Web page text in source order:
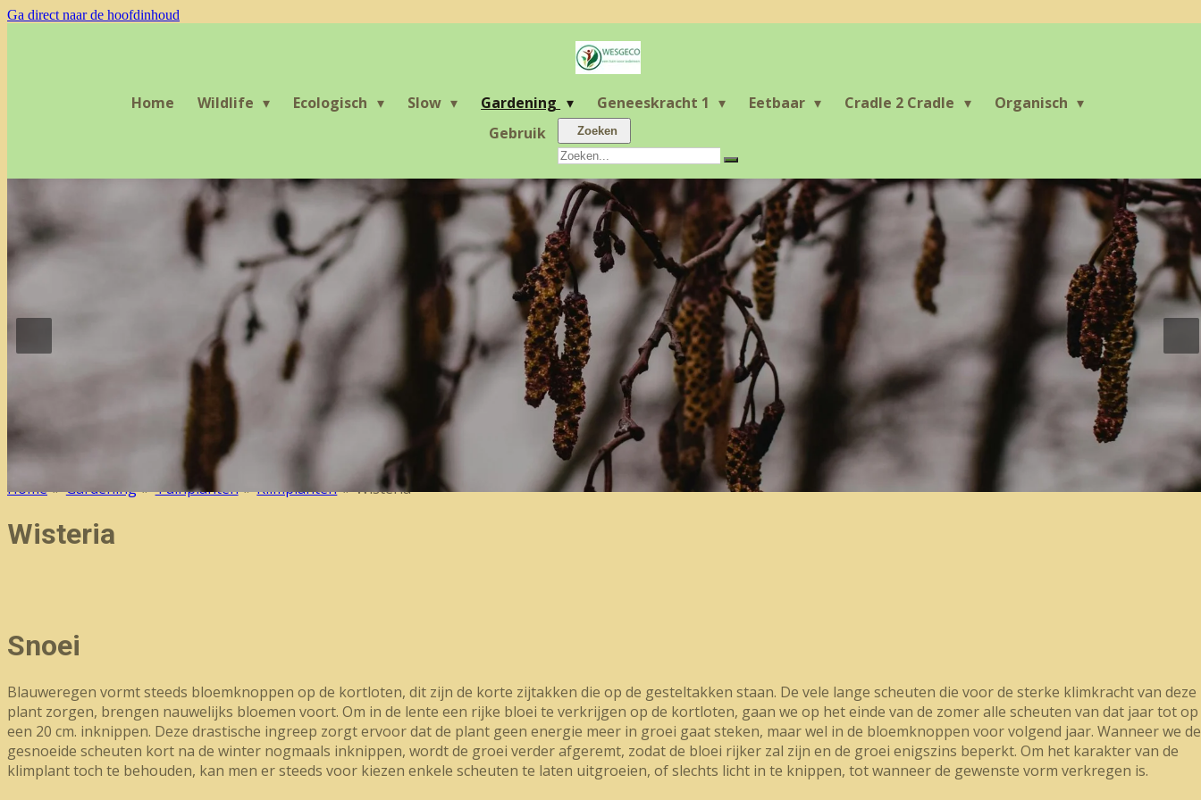
Ga direct naar de hoofdinhoud
Home Wildlife Ecologisch Slow Gardening Geneeskracht 1 Eetbaar Cradle 2 Cradle
Organisch
Gebruik
Zoeken
Home » Gardening » Tuinplanten » Klimplanten » Wisteria
Wisteria
Snoei
Blauweregen vormt steeds bloemknoppen op de kortloten, dit zijn de korte zijtakken die op de gesteltakken staan. De vele lange scheuten die voor de sterke klimkracht van deze
plant zorgen, brengen nauwelijks bloemen voort. Om in de lente een rijke bloei te verkrijgen op de kortloten, gaan we op het einde van de zomer alle scheuten van dat jaar tot op
een 20 cm. inknippen. Deze drastische ingreep zorgt ervoor dat de plant geen energie meer in groei gaat steken, maar wel in de bloemknoppen voor volgend jaar. Wanneer we de
gesnoeide scheuten kort na de winter nogmaals inknippen, wordt de groei verder afgeremt, zodat de bloei rijker zal zijn en de groei enigszins beperkt. Om het karakter van de
klimplant toch te behouden, kan men er steeds voor kiezen enkele scheuten te laten uitgroeien, of slechts licht in te knippen, tot wanneer de gewenste vorm verkregen is.